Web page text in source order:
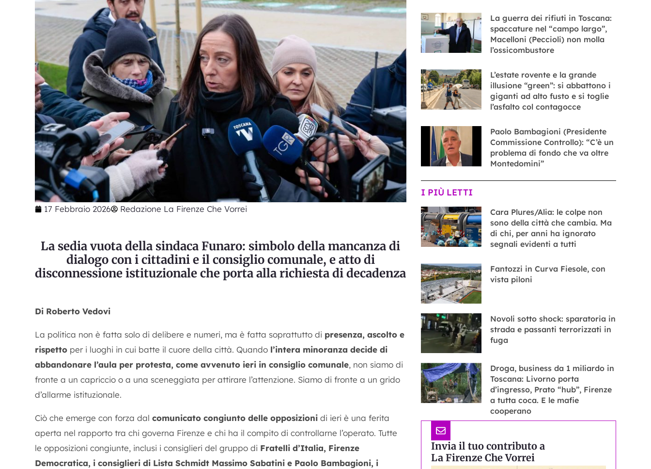
17 Febbraio 2026 Redazione La Firenze Che Vorrei
La sedia vuota della sindaca Funaro: simbolo della mancanza di
dialogo con i cittadini e il consiglio comunale, e atto di
disconnessione istituzionale che porta alla richiesta di decadenza
Di Roberto Vedovi
La politica non è fatta solo di delibere e numeri, ma è fatta soprattutto di presenza, ascolto e
rispetto per i luoghi in cui batte il cuore della città. Quando l’intera minoranza decide di
abbandonare l’aula per protesta, come avvenuto ieri in consiglio comunale, non siamo di
fronte a un capriccio o a una sceneggiata per attirare l’attenzione. Siamo di fronte a un grido
d’allarme istituzionale.
Ciò che emerge con forza dal comunicato congiunto delle opposizioni di ieri è una ferita
aperta nel rapporto tra chi governa Firenze e chi ha il compito di controllarne l’operato. Tutte
le opposizioni congiunte, inclusi i consiglieri del gruppo di Fratelli d’Italia, Firenze
Democratica, i consiglieri di Lista Schmidt Massimo Sabatini e Paolo Bambagioni, i
La guerra dei rifiuti in Toscana:
spaccature nel “campo largo”,
Macelloni (Peccioli) non molla
l’ossicombustore
L’estate rovente e la grande
illusione “green”: si abbattono i
giganti ad alto fusto e si toglie
l’asfalto col contagocce
Paolo Bambagioni (Presidente
Commissione Controllo): “C’è un
problema di fondo che va oltre
Montedomini”
I PIÙ LETTI
Cara Plures/Alia: le colpe non
sono della città che cambia. Ma
di chi, per anni ha ignorato
segnali evidenti a tutti
Fantozzi in Curva Fiesole, con
vista piloni
Novoli sotto shock: sparatoria in
strada e passanti terrorizzati in
fuga
Droga, business da 1 miliardo in
Toscana: Livorno porta
d’ingresso, Prato “hub”, Firenze
a tutta coca. E le mafie
cooperano
Invia il tuo contributo a
La Firenze Che Vorrei